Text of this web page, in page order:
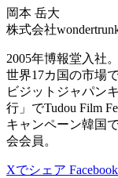
岡本 岳大
株式会社
2005年博報堂入社
世界17カ国の市場
ビジットジャパン
行」でTudou Film
キャンペーン韓国
会会員。
Xでシェア